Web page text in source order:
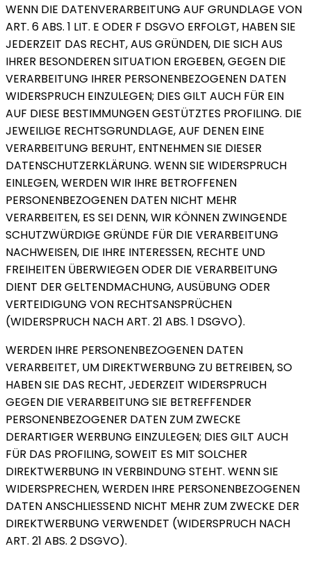
WENN DIE DATENVERARBEITUNG AUF GRUNDLAGE VON
ART. 6 ABS. 1 LIT. E ODER F DSGVO ERFOLGT, HABEN SIE
JEDERZEIT DAS RECHT, AUS GRÜNDEN, DIE SICH AUS
IHRER BESONDEREN SITUATION ERGEBEN, GEGEN DIE
VERARBEITUNG IHRER PERSONENBEZOGENEN DATEN
WIDERSPRUCH EINZULEGEN; DIES GILT AUCH FÜR EIN
AUF DIESE BESTIMMUNGEN GESTÜTZTES PROFILING. DIE
JEWEILIGE RECHTSGRUNDLAGE, AUF DENEN EINE
VERARBEITUNG BERUHT, ENTNEHMEN SIE DIESER
DATENSCHUTZERKLÄRUNG. WENN SIE WIDERSPRUCH
EINLEGEN, WERDEN WIR IHRE BETROFFENEN
PERSONENBEZOGENEN DATEN NICHT MEHR
VERARBEITEN, ES SEI DENN, WIR KÖNNEN ZWINGENDE
SCHUTZWÜRDIGE GRÜNDE FÜR DIE VERARBEITUNG
NACHWEISEN, DIE IHRE INTERESSEN, RECHTE UND
FREIHEITEN ÜBERWIEGEN ODER DIE VERARBEITUNG
DIENT DER GELTENDMACHUNG, AUSÜBUNG ODER
VERTEIDIGUNG VON RECHTSANSPRÜCHEN
(WIDERSPRUCH NACH ART. 21 ABS. 1 DSGVO).
WERDEN IHRE PERSONENBEZOGENEN DATEN
VERARBEITET, UM DIREKTWERBUNG ZU BETREIBEN, SO
HABEN SIE DAS RECHT, JEDERZEIT WIDERSPRUCH
GEGEN DIE VERARBEITUNG SIE BETREFFENDER
PERSONENBEZOGENER DATEN ZUM ZWECKE
DERARTIGER WERBUNG EINZULEGEN; DIES GILT AUCH
FÜR DAS PROFILING, SOWEIT ES MIT SOLCHER
DIREKTWERBUNG IN VERBINDUNG STEHT. WENN SIE
WIDERSPRECHEN, WERDEN IHRE PERSONENBEZOGENEN
DATEN ANSCHLIESSEND NICHT MEHR ZUM ZWECKE DER
DIREKTWERBUNG VERWENDET (WIDERSPRUCH NACH
ART. 21 ABS. 2 DSGVO).